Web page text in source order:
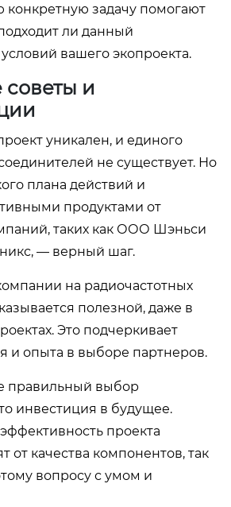
конкретную задачу помогают
ли данный
вашего экопроекта.
и
уникален, и единого
не существует. Но
плана действий и
продуктами от
таких как ООО Шэньси
— верный шаг.
на радиочастотных
полезной, даже в
Это подчеркивает
и опыта в выборе партнеров.
правильный выбор
инвестиция в будущее.
проекта
от качества компонентов, так
вопросу с умом и